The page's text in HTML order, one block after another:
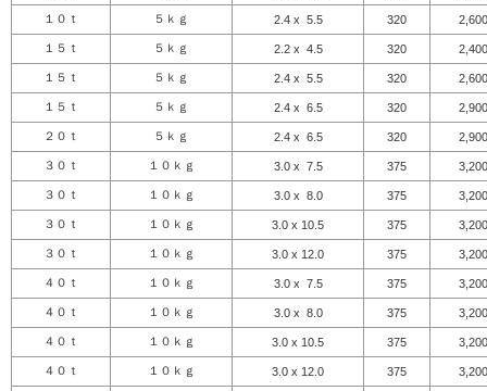
１０ｔ ５ｋｇ 2.4 x 5.5 320 2,600
１５ｔ ５ｋｇ 2.2 x 4.5 320 2,400
１５ｔ ５ｋｇ 2.4 x 5.5 320 2,600
１５ｔ ５ｋｇ 2.4 x 6.5 320 2,900
２０ｔ ５ｋｇ 2.4 x 6.5 320 2,900
３０ｔ １０ｋｇ 3.0 x 7.5 375 3,200
３０ｔ １０ｋｇ 3.0 x 8.0 375 3,200
３０ｔ １０ｋｇ 3.0 x 10.5 375 3,200
３０ｔ １０ｋｇ 3.0 x 12.0 375 3,200
４０ｔ １０ｋｇ 3.0 x 7.5 375 3,200
４０ｔ １０ｋｇ 3.0 x 8.0 375 3,200
４０ｔ １０ｋｇ 3.0 x 10.5 375 3,200
４０ｔ １０ｋｇ 3.0 x 12.0 375 3,200